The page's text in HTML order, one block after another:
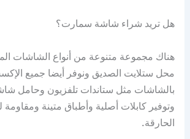
هل تريد شراء شاشة سمارت؟
هناك مجموعة متنوعة من أنواع الشاشات
محل ستلايت الصديق ونوفر أيضا جميع
بالشاشات مثل ستاندات تلفزيون وحامل
وتوفير كابلات أصلية وأطباق متينة
الحارقة.